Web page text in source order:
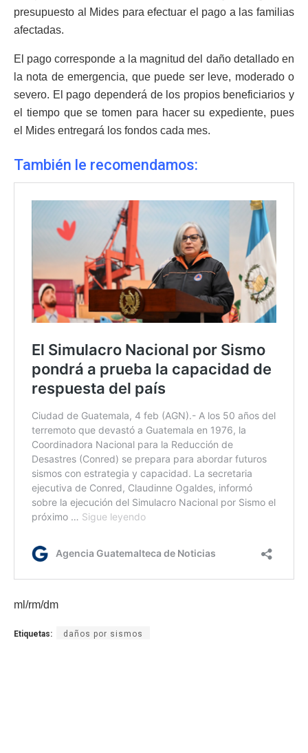
presupuesto al Mides para efectuar el pago a las familias
afectadas.
El pago corresponde a la magnitud del daño detallado en
la nota de emergencia, que puede ser leve, moderado o
severo. El pago dependerá de los propios beneficiarios y
el tiempo que se tomen para hacer su expediente, pues
el Mides entregará los fondos cada mes.
También le recomendamos:
ml/rm/dm
Etiquetas:
daños por sismos